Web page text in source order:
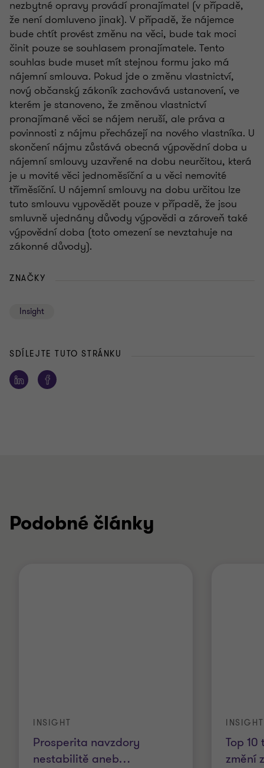
nezbytné opravy provádí pronajímatel (v případě,
že není domluveno jinak). V případě, že nájemce
bude chtít provést změnu na věci, bude tak moci
činit pouze se souhlasem pronajímatele. Tento
souhlas bude muset mít stejnou formu jako má
nájemní smlouva. Pokud jde o změnu vlastnictví,
nový občanský zákoník zachovává ustanovení, ve
kterém je stanoveno, že změnou vlastnictví
pronajímané věci se nájem neruší, ale práva a
povinnosti z nájmu přecházejí na nového vlastníka. U
skončení nájmu zůstává obecná výpovědní doba u
nájemní smlouvy uzavřené na dobu neurčitou, která
je u movité věci jednoměsíční a u věci nemovité
tříměsíční. U nájemní smlouvy na dobu určitou lze
tuto smlouvu vypovědět pouze v případě, že jsou
smluvně ujednány důvody výpovědi a zároveň také
výpovědní doba (toto omezení se nevztahuje na
zákonné důvody).
ZNAČKY
Insight
SDÍLEJTE TUTO STRÁNKU
Podobné články
Prosperita navzdory
nestabilitě aneb…
INSIGHT
Top
změní
INSIGHT